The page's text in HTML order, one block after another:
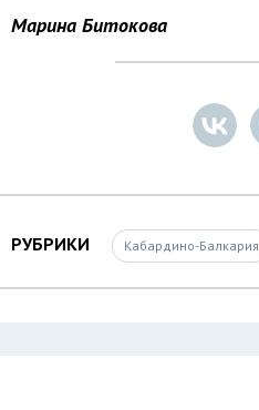
Марина Битокова
РУБРИКИ Кабардино-Балкария